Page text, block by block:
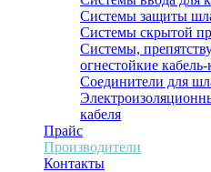
Системы защиты
Системы скрытой
Системы,
огнестойкие
Соединители для
кабеля
Прайс
Производители
Контакты